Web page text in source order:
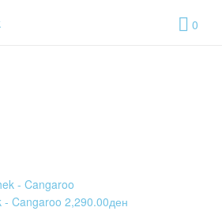
0
- Cangaroo 2,290.00ден